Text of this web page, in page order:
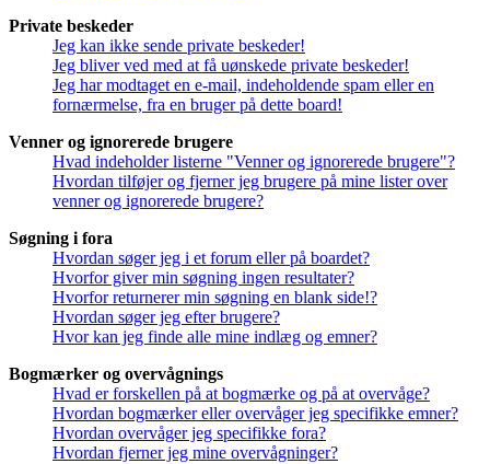
Private beskeder
Jeg kan ikke sende private beskeder!
Jeg bliver ved med at få uønskede private beskeder!
Jeg har modtaget en e-mail, indeholdende spam eller en
fornærmelse, fra en bruger på dette board!
Venner og ignorerede brugere
Hvad indeholder listerne "Venner og ignorerede brugere"?
Hvordan tilføjer og fjerner jeg brugere på mine lister over
venner og ignorerede brugere?
Søgning i fora
Hvordan søger jeg i et forum eller på boardet?
Hvorfor giver min søgning ingen resultater?
Hvorfor returnerer min søgning en blank side!?
Hvordan søger jeg efter brugere?
Hvor kan jeg finde alle mine indlæg og emner?
Bogmærker og overvågnings
Hvad er forskellen på at bogmærke og på at overvåge?
Hvordan bogmærker eller overvåger jeg specifikke emner?
Hvordan overvåger jeg specifikke fora?
Hvordan fjerner jeg mine overvågninger?